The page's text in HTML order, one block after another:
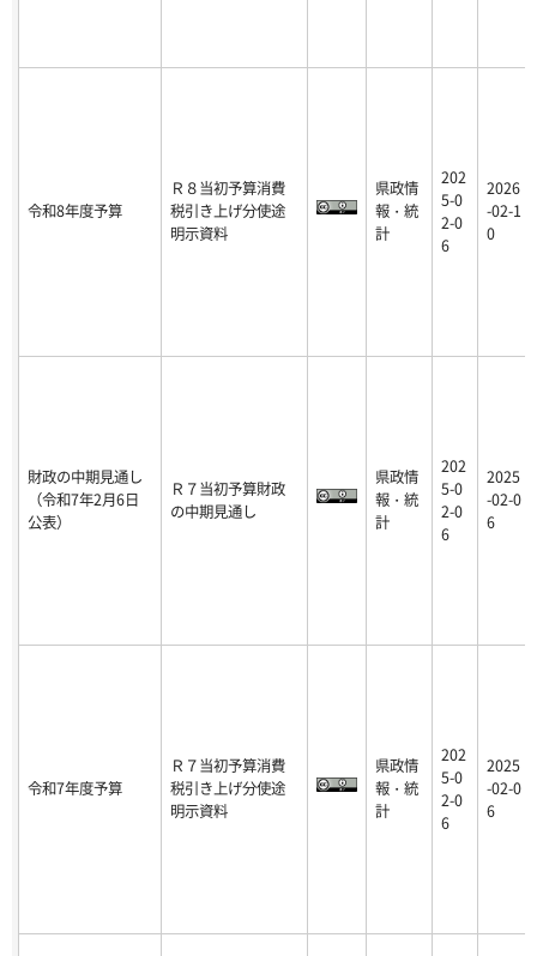
令和8年度予算
Ｒ８当初予算消費
税引き上げ分使途
明示資料
県政情
報・統
計
202
5-0
2-0
6
2026
-02-1
0
財政の中期見通し
（令和7年2月6日
公表）
Ｒ７当初予算財政
の中期見通し
県政情
報・統
計
202
5-0
2-0
6
2025
-02-0
6
令和7年度予算
Ｒ７当初予算消費
税引き上げ分使途
明示資料
県政情
報・統
計
202
5-0
2-0
6
2025
-02-0
6